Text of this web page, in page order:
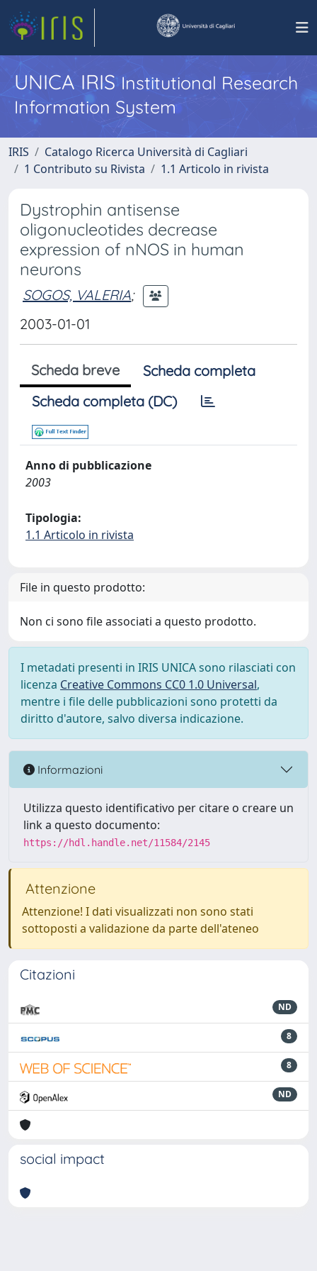
UNICA IRISInstitutional Research
Information System
IRIS
Catalogo Ricerca Università di Cagliari
1 Contributo su Rivista
1.1 Articolo in rivista
Dystrophin antisense
oligonucleotides decrease
expression of nNOS in human
neurons
SOGOS, VALERIA;
2003-01-01
Scheda breve
Scheda completa
Scheda completa (DC)
Anno di pubblicazione
2003
Tipologia:
1.1 Articolo in rivista
File in questo prodotto:
Non ci sono file associati a questo prodotto.
I metadati presenti in IRIS UNICA sono rilasciati con
licenza Creative Commons CC0 1.0 Universal,
mentre i file delle pubblicazioni sono protetti da
diritto d'autore, salvo diversa indicazione.
Informazioni
Utilizza questo identificativo per citare o creare un
link a questo documento:
https://hdl.handle.net/11584/2145
Attenzione
Attenzione! I dati visualizzati non sono stati
sottoposti a validazione da parte dell'ateneo
Citazioni
ND
8
8
ND
social impact